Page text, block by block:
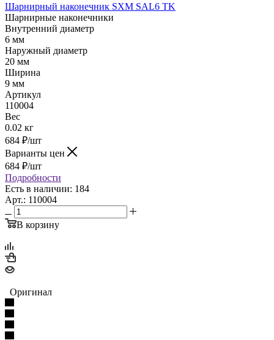
Шарнирный наконечник SXM SAL6 TK
Шарнирные наконечники
Внутренний диаметр
6 мм
Наружный диаметр
20 мм
Ширина
9 мм
Артикул
110004
Вес
0.02 кг
684 ₽/шт
Варианты цен
684 ₽/шт
Подробности
Есть в наличии: 184
Арт.: 110004
В корзину
Оригинал